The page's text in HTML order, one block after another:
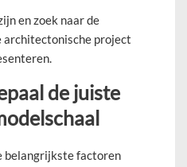
en zoek naar de
architectonische project
de juiste
belangrijkste factoren